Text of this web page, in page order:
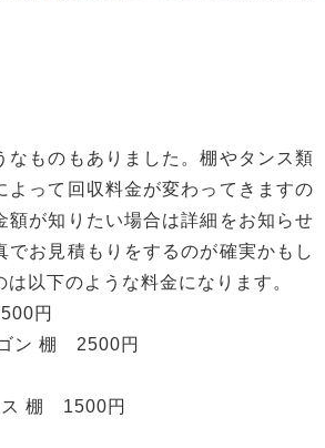
なものもありました。棚やタンス類
よって回収料金が変わってきますの
額が知りたい場合は詳細をお知らせ
でお見積もりをするのが確実かもし
以下のような料金になります。
円
ン 棚 2500円
ス 棚 1500円